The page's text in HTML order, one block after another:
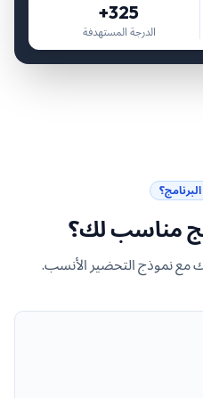
325+
الدرجة المستهدفة
مناسب لك؟
مع نموذج التحضير الأنسب.